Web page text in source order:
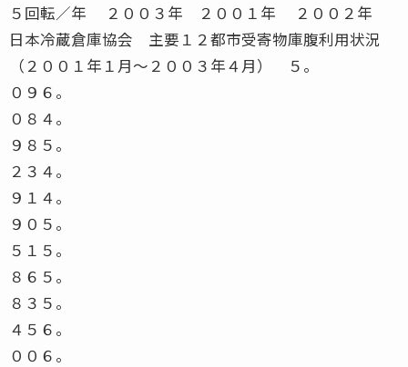
５回転／年 ２００３年 ２００１年 ２００２年
日本冷蔵倉庫協会 主要１２都市受寄物庫腹利用状況
（２００１年１月〜２００３年４月） ５。
０９６。
０８４。
９８５。
２３４。
９１４。
９０５。
５１５。
８６５。
８３５。
４５６。
００６。